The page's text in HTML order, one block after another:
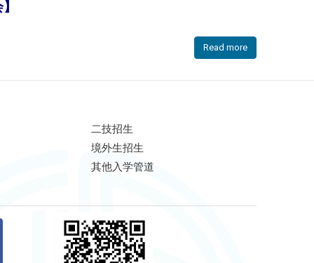
Read more
二技招生
境外生招生
其他入学管道